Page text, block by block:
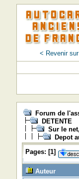
< Revenir
Forum de
DETENTE
Sur le
Depot
Pages: [1]
Auteur